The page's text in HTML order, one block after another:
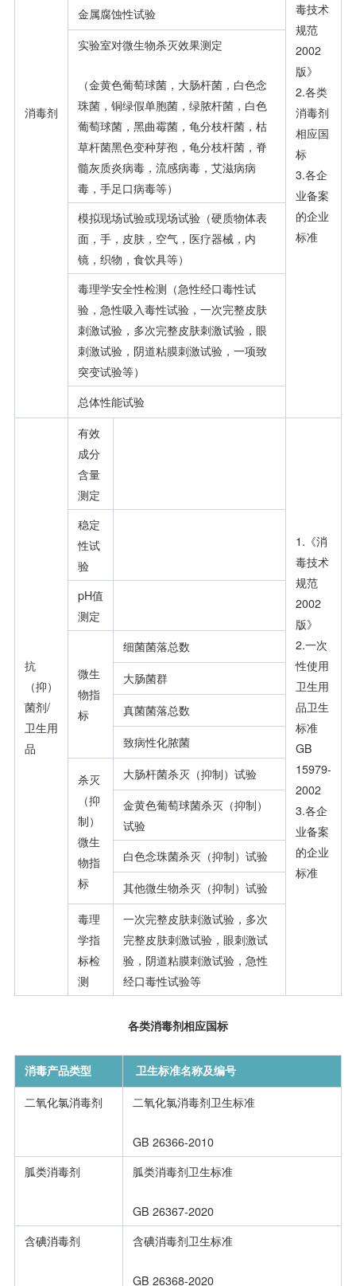
消毒剂
毒技术
规范
2002
版》
2.各类
消毒剂
相应国
标
3.各企
业备案
的企业
标准
金属腐蚀性试验
实验室对微生物杀灭效果测定
（金黄色葡萄球菌，大肠杆菌，白色念
珠菌，铜绿假单胞菌，绿脓杆菌，白色
葡萄球菌，黑曲霉菌，龟分枝杆菌，枯
草杆菌黑色变种芽孢，龟分枝杆菌，脊
髓灰质炎病毒，流感病毒，艾滋病病
毒，手足口病毒等）
模拟现场试验或现场试验（硬质物体表
面，手，皮肤，空气，医疗器械，内
镜，织物，食饮具等）
毒理学安全性检测（急性经口毒性试
验，急性吸入毒性试验，一次完整皮肤
刺激试验，多次完整皮肤刺激试验，眼
刺激试验，阴道粘膜刺激试验，一项致
突变试验等）
总体性能试验
抗
（抑）
菌剂/
卫生用
品
有效
成分
含量
测定
1.《消
毒技术
规范
2002
版》
2.一次
性使用
卫生用
品卫生
标准
GB
15979-
2002
3.各企
业备案
的企业
标准
稳定
性试
验
pH值
测定
微生
物指
标
细菌菌落总数
大肠菌群
真菌菌落总数
致病性化脓菌
杀灭
（抑
制）
微生
物指
标
大肠杆菌杀灭（抑制）试验
金黄色葡萄球菌杀灭（抑制）
试验
白色念珠菌杀灭（抑制）试验
其他微生物杀灭（抑制）试验
毒理
学指
标检
测
一次完整皮肤刺激试验，多次
完整皮肤刺激试验，眼刺激试
验，阴道粘膜刺激试验，急性
经口毒性试验等
各类消毒剂相应国标
消毒产品类型
卫生标准名称及编号
二氧化氯消毒剂
二氧化氯消毒剂卫生标准
GB 26366-2010
胍类消毒剂
胍类消毒剂卫生标准
GB 26367-2020
含碘消毒剂
含碘消毒剂卫生标准
GB 26368-2020